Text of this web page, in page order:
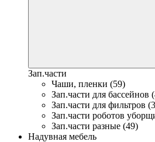
Зап.части
Чаши, пленки (59)
Зап.части для бассейнов
Зап.части для фильтров
Зап.части роботов
Зап.части разные (49)
Надувная мебель